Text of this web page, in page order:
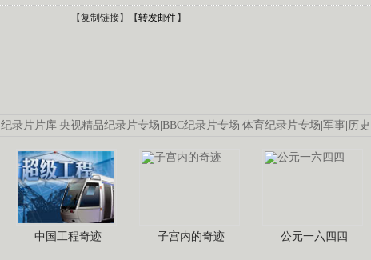
【复制链接】【转发邮件 】
纪录片片库 央视精品纪录片专场 BBC纪录片专场 体育纪录片专场 军事 历史
中国工程奇迹 子宫内的奇迹 公元一六四四